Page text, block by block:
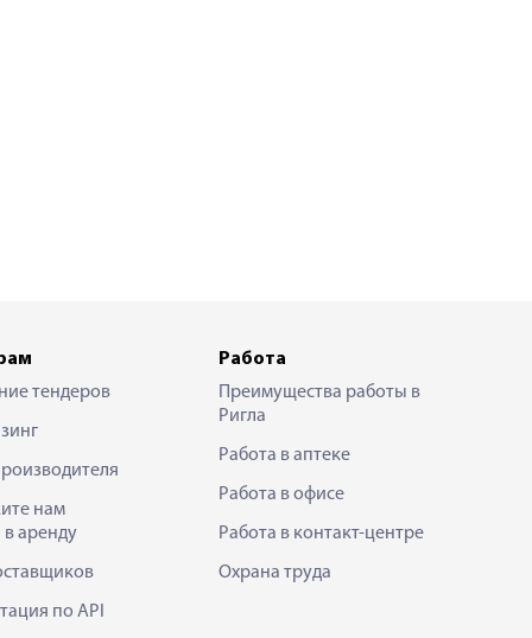
тендеров
нам
аренду
по API
Работа
Преимущества работы в
Ригла
Работа в аптеке
Работа в офисе
Работа в контакт-центре
Охрана труда